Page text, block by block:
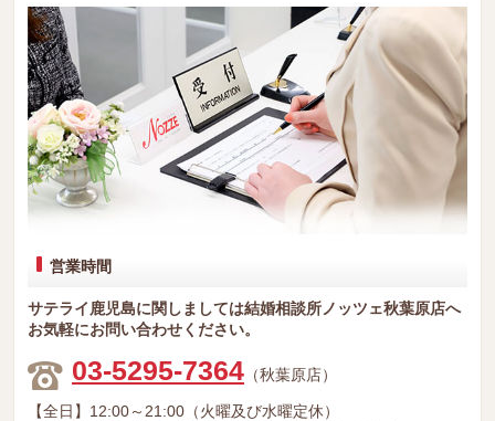
営業時間
サテライ鹿児島に関しましては結婚相談所ノッツェ秋葉原店へ
お気軽にお問い合わせください。
03-5295-7364 （秋葉原店）
【全日】12:00～21:00（火曜及び水曜定休）